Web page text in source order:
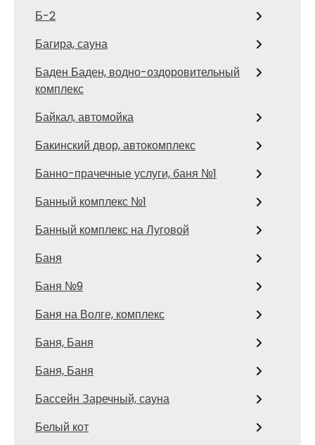
Б-2
Багира, сауна
Баден Баден, водно-оздоровительный
комплекс
Байкал, автомойка
Бакинский двор, автокомплекс
Банно-прачечные услуги, баня №1
Банный комплекс №1
Банный комплекс на Луговой
Баня
Баня №9
Баня на Волге, комплекс
Баня, Баня
Баня, Баня
Бассейн Заречный, сауна
Белый кот